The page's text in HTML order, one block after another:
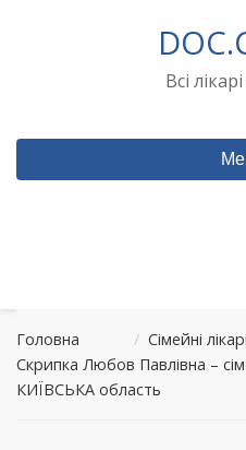
Всі
Головна / Сімейні лікарі
Скрипка Любов Павлівна –
КИЇВСЬКА область